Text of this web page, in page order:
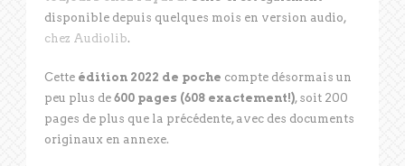
disponible depuis quelques mois en version audio,
chez Audiolib.
Cette édition 2022 de poche compte désormais un
peu plus de 600 pages (608 exactement!), soit 200
pages de plus que la précédente, avec des documents
originaux en annexe.